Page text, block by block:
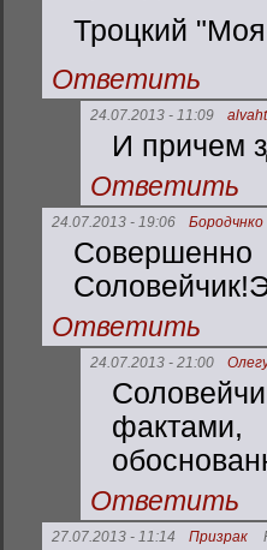
Троцкий
Ответить
24.07.2013 - 11:09
И причем
Ответить
24.07.2013 - 19:06
Совершенно
Ответить
24.07.2013 - 21:00
фактами,
Ответить
27.07.2013 - 11:14 Призрак